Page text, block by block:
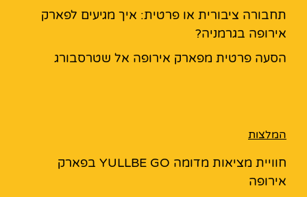
תחבורה ציבורית או פרטית: איך מגיעים לפארק
אירופה בגרמניה?
הסעה פרטית מפארק אירופה אל שטרסבורג
המלצות
חוויית מציאות מדומה YULLBE GO בפארק
אירופה